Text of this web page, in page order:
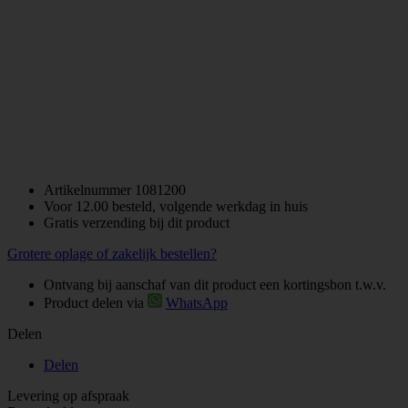
Artikelnummer 1081200
Voor 12.00 besteld, volgende werkdag in huis
Gratis verzending bij dit product
Grotere oplage of zakelijk bestellen?
Ontvang bij aanschaf van dit product een kortingsbon t.w.v.
Product delen via
WhatsApp
Delen
Delen
Levering op afspraak